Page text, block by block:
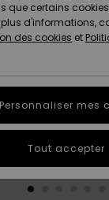
Nouveautés
A
Découvrir
Nouveautés
A
Découvrir
Communauté
Protection
des
tailles
conversation
que certains
d'informations,
des cookies et
Personnaliser mes
Tout accepter